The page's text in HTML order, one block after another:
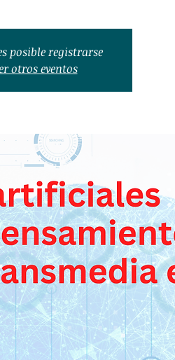
posible registrarse
otros eventos